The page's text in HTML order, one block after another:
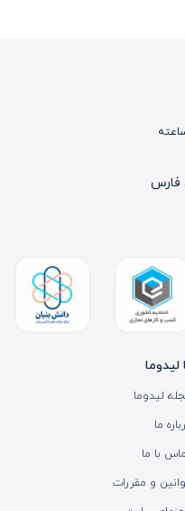
لیدوما
لیدوما
ما
با ما
و مقررات
فارس